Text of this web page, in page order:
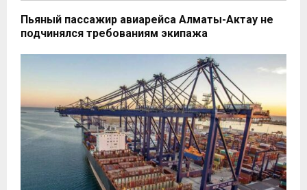
Пьяный пассажир авиарейса Алматы-Актау не
подчинялся требованиям экипажа